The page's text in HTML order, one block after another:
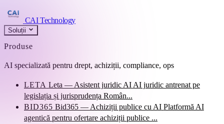
CAI Technology
Soluții
Produse
AI specializată pentru drept, achiziții, compliance, ops
LETA Leta — Asistent juridic AI AI juridic antrenat pe
legislația și jurisprudența Român...
BID365 Bid365 — Achiziții publice cu AI Platformă AI
agentică pentru ofertare achiziții publice ...